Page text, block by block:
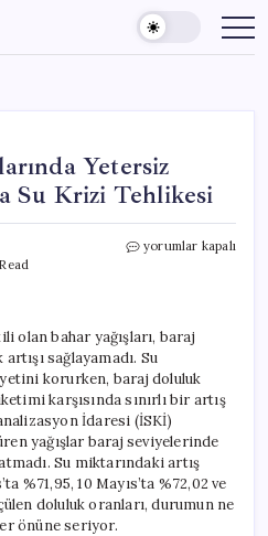
Yetersiz
Su Krizi Tehlikesi
İstanbul’un
Aylarına
Su
Krizi
Tehlikesi
için
yorumlar kapalı
olan bahar yağışları, baraj
sağlayamadı. Su
korurken, baraj doluluk
karşısında sınırlı bir artış
İdaresi (İSKİ)
yağışlar baraj seviyelerinde
Su miktarındaki artış
%71,95, 10 Mayıs’ta %72,02 ve
doluluk oranları, durumun ne
önüne seriyor.